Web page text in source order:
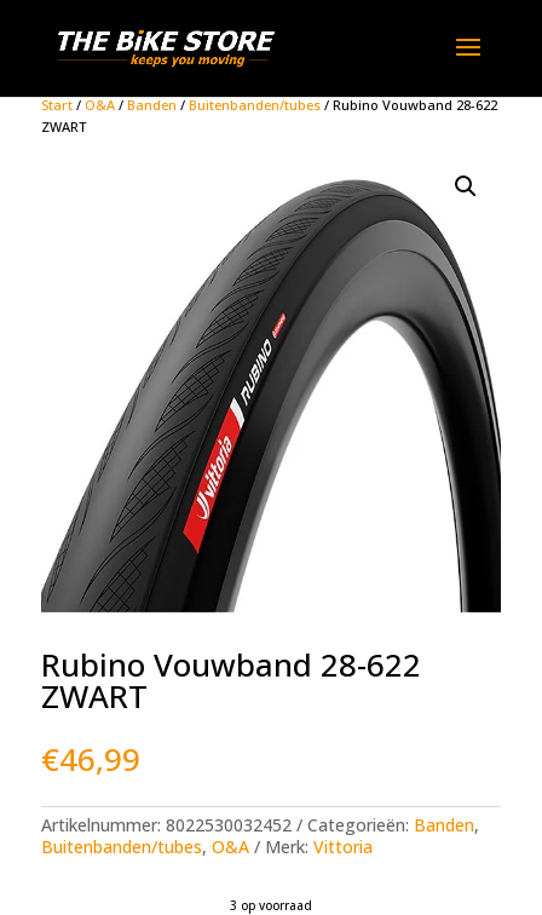
Start/ O&A/ Banden / Buitenbanden/tubes/ Rubino Vouwband 28-622
ZWART
Rubino Vouwband 28-622
ZWART
€46,99
Artikelnummer: 8022530032452 Categorieën: Banden,
Buitenbanden/tubes, O&A Merk: Vittoria
3 op voorraad